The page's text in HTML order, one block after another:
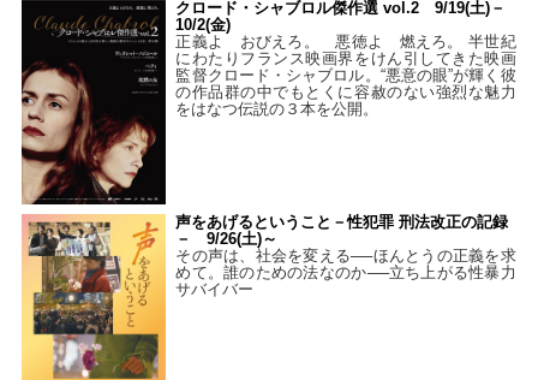
クロード・シャブロル傑作選 vol.2 9/19(土)－
10/2(金)
正義よ おびえろ。 悪徳よ 燃えろ。 半世紀
にわたりフランス映画界をけん引してきた映画
監督クロード・シャブロル。“悪意の眼”が輝く彼
の作品群の中でもとくに容赦のない強烈な魅力
をはなつ伝説の３本を公開。
声をあげるということ－性犯罪 刑法改正の記録
－ 9/26(土)～
その声は、社会を変える──ほんとうの正義を求
めて。誰のための法なのか──立ち上がる性暴力
サバイバー